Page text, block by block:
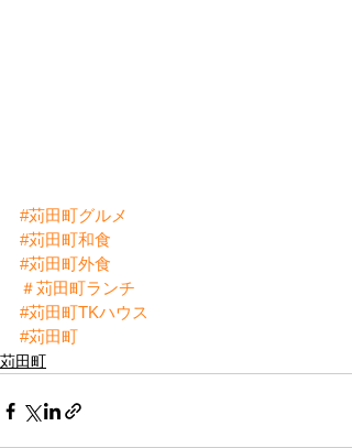
#苅田町グルメ
#苅田町和食
#苅田町外食
＃苅田町ランチ
#苅田町TKハウス
#苅田町
苅田町